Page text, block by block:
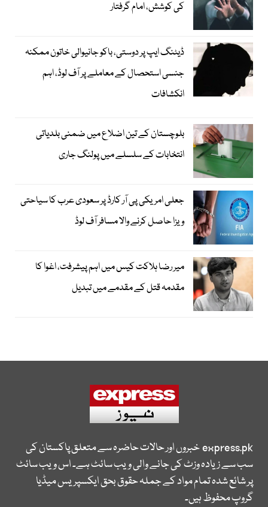
کی کوشش، امام گرفتار
ڈیٹنگ ایپ پر دوستی، باکو جانیوالی خاتون ممکنہ
جنسی استحصال کے معاملے پر آف لوڈ، اہم
انکشافات
بلوچستان کے تین اضلاع میں ضمنی بلدیاتی
انتخابات کے سلسلے میں پولنگ جاری
جعلی امریکی پی آر کارڈ پر سعودی عرب کا سیاحتی
ویزا حاصل کرنے والا مسافر آف لوڈ
میر رضا ہلاکت کیس میں اہم پیشرفت، اغوا کا
مقدمہ قتل کے مقدمے میں تبدیل
express.pkخبروں اور حالات حاضرہ سے متعلق پاکستان کی
سب سے زیادہ وزٹ کی جانے والی ویب سائٹ ہے۔ اس ویب سائٹ
پر شائع شدہ تمام مواد کے جملہ حقوق بحق ایکسپریس میڈیا
گروپ محفوظ ہیں۔